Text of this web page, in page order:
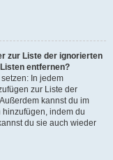
zur Liste der ignorierten
entfernen?
In jedem
zur Liste der
kannst du im
indem du
du sie auch wieder